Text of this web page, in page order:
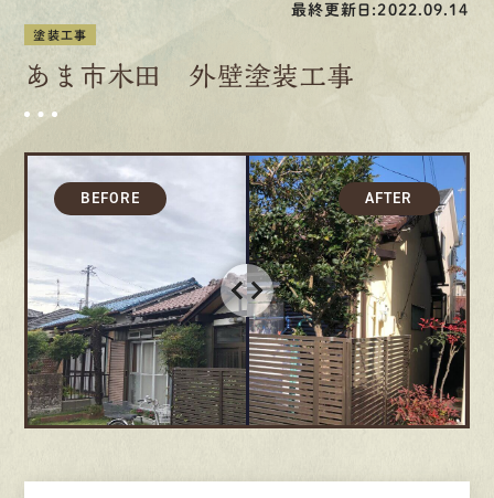
募集要項
エントリー
有資格者が、無料建物診断 いたします!!
0120-44-2605
最終更新日:2022.09.14
塗装工事
あま市木田 外壁塗装工事